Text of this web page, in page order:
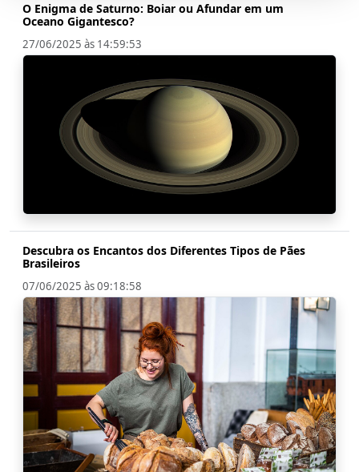
O Enigma de Saturno: Boiar ou Afundar em um
Oceano Gigantesco?
27/06/2025 às 14:59:53
Descubra os Encantos dos Diferentes Tipos de Pães
Brasileiros
07/06/2025 às 09:18:58